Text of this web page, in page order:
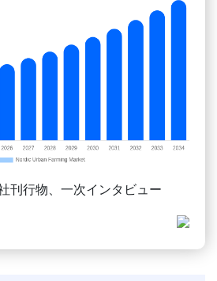
刊行物、一次インタビュー